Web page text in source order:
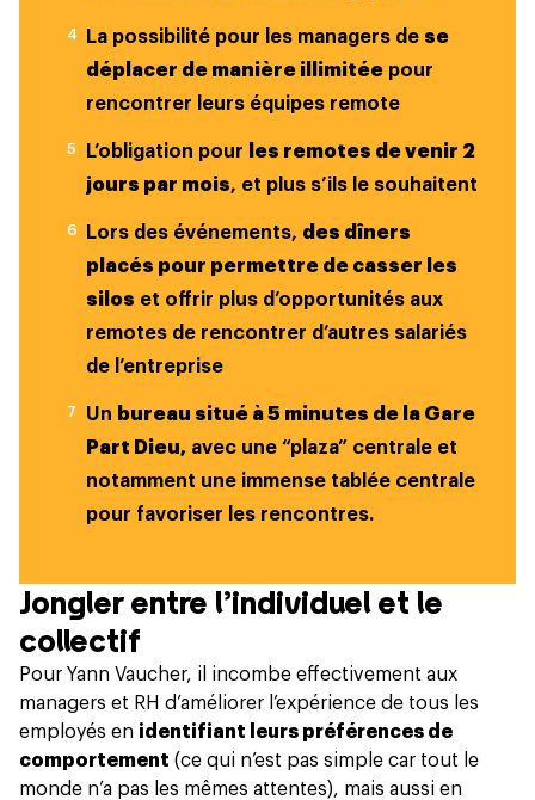
La possibilité pour les managers de se
déplacer de manière illimitée pour
rencontrer leurs équipes remote
L’obligation pour
les remotes de venir 2
jours par mois, et plus s’ils le souhaitent
Lors des événements, des dîners
placés pour permettre de casser les
silos et offrir plus d’opportunités aux
remotes de rencontrer d’autres salariés
de l’entreprise
Un bureau situé à 5 minutes de la Gare
Part Dieu, avec une “plaza” centrale et
notamment une immense tablée centrale
pour favoriser les rencontres.
Jongler entre l’individuel et le
collectif
Pour Yann Vaucher, il incombe effectivement aux
managers et RH d’améliorer l’expérience de tous les
employés en identifiant leurs préférences de
comportement (ce qui n’est pas simple car tout le
monde n’a pas les mêmes attentes), mais aussi en